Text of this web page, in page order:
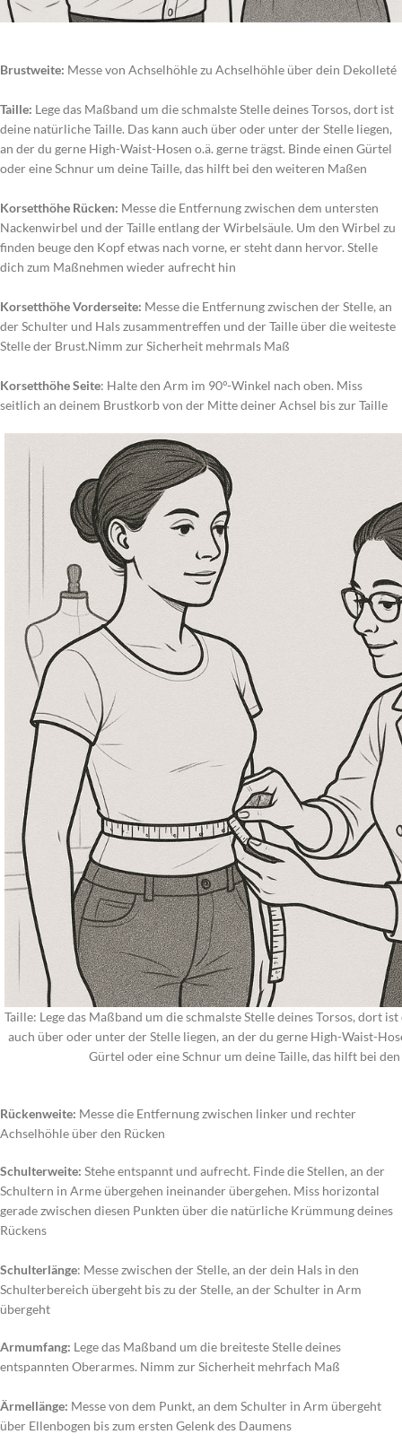
Brustweite: Messe von Achselhöhle zu Achselhöhle über dein Dekolleté
Taille: Lege das Maßband um die schmalste Stelle deines Torsos, dort ist
deine natürliche Taille. Das kann auch über oder unter der Stelle liegen,
an der du gerne High-Waist-Hosen o.ä. gerne trägst. Binde einen Gürtel
oder eine Schnur um deine Taille, das hilft bei den weiteren Maßen
Korsetthöhe Rücken: Messe die Entfernung zwischen dem untersten
Nackenwirbel und der Taille entlang der Wirbelsäule. Um den Wirbel zu
finden beuge den Kopf etwas nach vorne, er steht dann hervor. Stelle
dich zum Maßnehmen wieder aufrecht hin
Korsetthöhe Vorderseite: Messe die Entfernung zwischen der Stelle, an
der Schulter und Hals zusammentreffen und der Taille über die weiteste
Stelle der Brust.Nimm zur Sicherheit mehrmals Maß
Korsetthöhe Seite: Halte den Arm im 90°-Winkel nach oben. Miss
seitlich an deinem Brustkorb von der Mitte deiner Achsel bis zur Taille
Taille: Lege das Maßband um die schmalste Stelle deines Torsos, dort
auch über oder unter der Stelle liegen, an der du gerne High-Waist-
Gürtel oder eine Schnur um deine Taille, das hilft bei
Rückenweite: Messe die Entfernung zwischen linker und rechter
Achselhöhle über den Rücken
Schulterweite: Stehe entspannt und aufrecht. Finde die Stellen, an der
Schultern in Arme übergehen ineinander übergehen. Miss horizontal
gerade zwischen diesen Punkten über die natürliche Krümmung deines
Rückens
Schulterlänge: Messe zwischen der Stelle, an der dein Hals in den
Schulterbereich übergeht bis zu der Stelle, an der Schulter in Arm
übergeht
Armumfang: Lege das Maßband um die breiteste Stelle deines
entspannten Oberarmes. Nimm zur Sicherheit mehrfach Maß
Ärmellänge: Messe von dem Punkt, an dem Schulter in Arm übergeht
über Ellenbogen bis zum ersten Gelenk des Daumens